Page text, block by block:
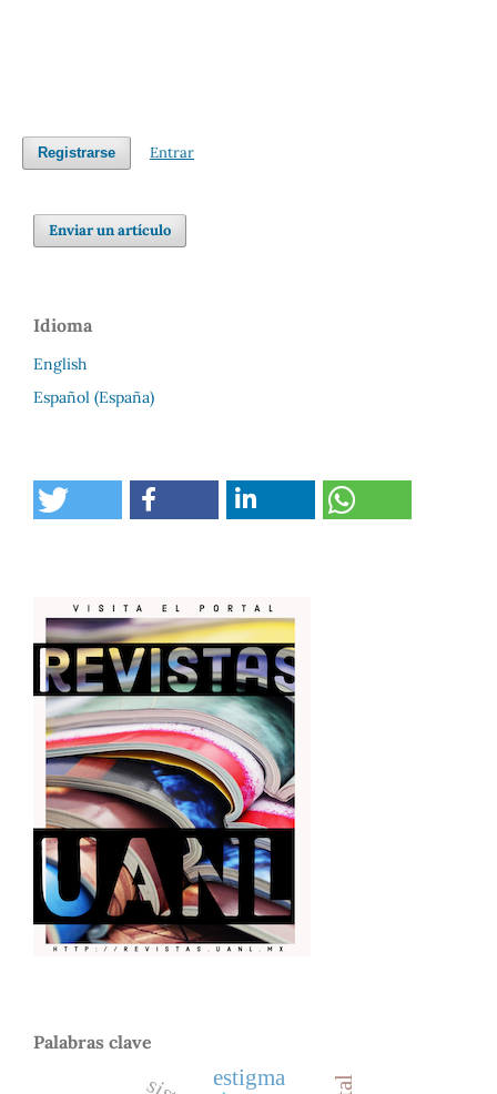
Registrarse Entrar
Enviar un artículo
Idioma
English
Español (España)
Palabras clave
estigma